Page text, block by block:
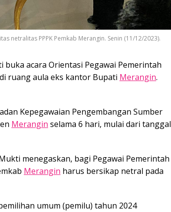
netralitas PPPK Pemkab Merangin. Senin (11/12/2023).
buka acara Orientasi Pegawai Pemerintah
ruang aula eks kantor Bupati Merangin.
Kepegawaian Pengembangan Sumber
Merangin selama 6 hari, mulai dari tanggal
menegaskan, bagi Pegawai Pemerintah
Merangin harus bersikap netral pada
umum (pemilu) tahun 2024